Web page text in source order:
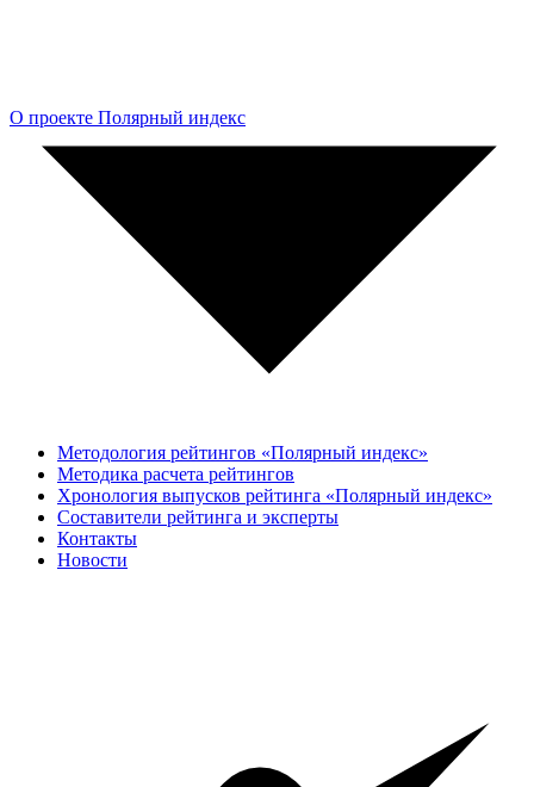
О проекте Полярный индекс
Методология рейтингов «Полярный индекс»
Методика расчета рейтингов
Хронология выпусков рейтинга «Полярный индекс»
Составители рейтинга и эксперты
Контакты
Новости